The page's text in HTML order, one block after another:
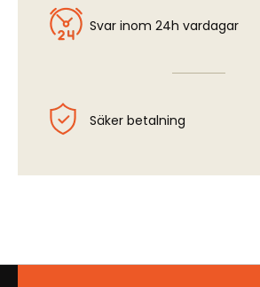
Svar inom 24h vardagar
Säker betalning